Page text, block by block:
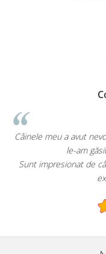
produse din farmacie
ușor pe EcoPet.ro.
variată e oferta și cât de